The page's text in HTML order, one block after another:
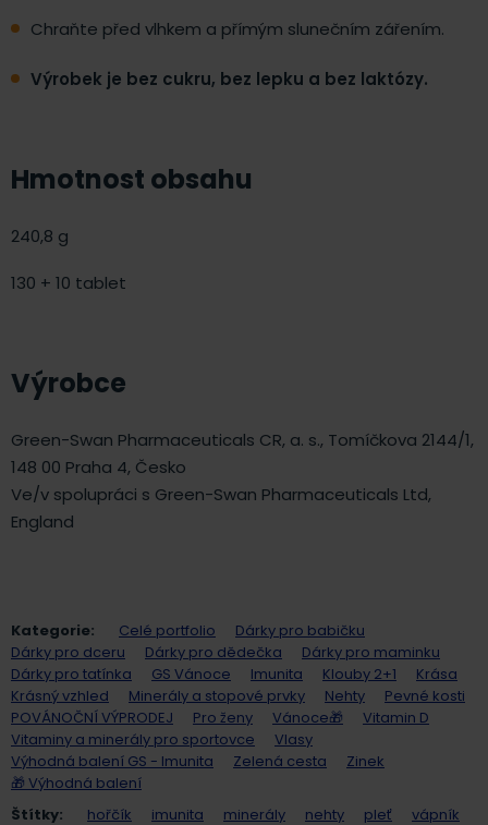
Chraňte před vlhkem a přímým slunečním zářením.
Výrobek je bez cukru, bez lepku a bez laktózy.
Hmotnost obsahu
240,8 g
130 + 10 tablet
Výrobce
Green-Swan Pharmaceuticals CR, a. s., Tomíčkova 2144/1,
148 00 Praha 4, Česko
Ve/v spolupráci s Green-Swan Pharmaceuticals Ltd,
England
Kategorie: Celé portfolio
Dárky pro babičku
Dárky pro dceru
Dárky pro dědečka
Dárky pro maminku
Dárky pro tatínka
GS Vánoce Imunita Klouby 2+1
Krása
Krásný vzhled
Minerály a stopové prvky Nehty
Pevné kosti
POVÁNOČNÍ VÝPRODEJ
Pro ženy Vánoce🎁
Vitamin D
Vitaminy a minerály pro sportovce
Vlasy
Výhodná balení GS - Imunita
Zelená cesta
Zinek
🎁 Výhodná balení
Štítky:
hořčík imunita minerály nehty pleť
vápník